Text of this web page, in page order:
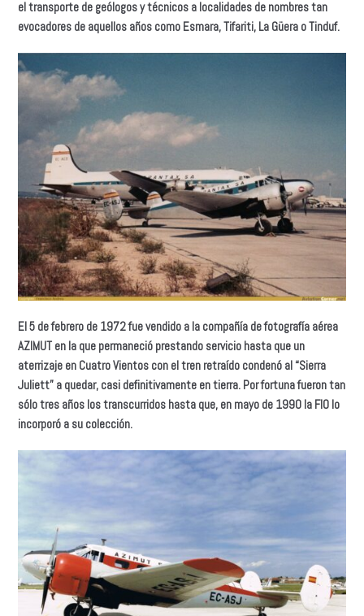
el transporte de geólogos y técnicos a localidades de nombres tan
evocadores de aquellos años como Esmara, Tifariti, La Güera o Tinduf.
El 5 de febrero de 1972 fue vendido a la compañía de fotografía aérea
AZIMUT en la que permaneció prestando servicio hasta que un
aterrizaje en Cuatro Vientos con el tren retraído condenó al “Sierra
Juliett” a quedar, casi definitivamente en tierra. Por fortuna fueron tan
sólo tres años los transcurridos hasta que, en mayo de 1990 la FIO lo
incorporó a su colección.